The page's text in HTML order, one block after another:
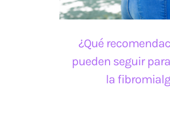
¿Qué
pueden seguir
la